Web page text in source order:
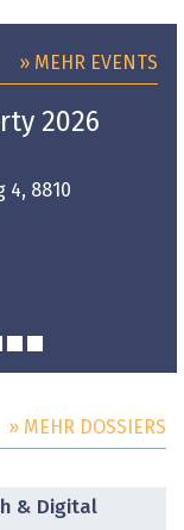
» MEHR EVENTS
2026
4, 8810
» MEHR DOSSIERS
& Digital